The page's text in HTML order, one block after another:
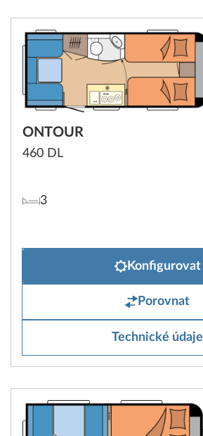
ONTOUR
460 DL
3
Konfigurovat
Porovnat
Technické údaje